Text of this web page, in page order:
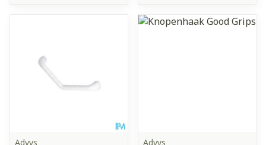
Advys
Advys